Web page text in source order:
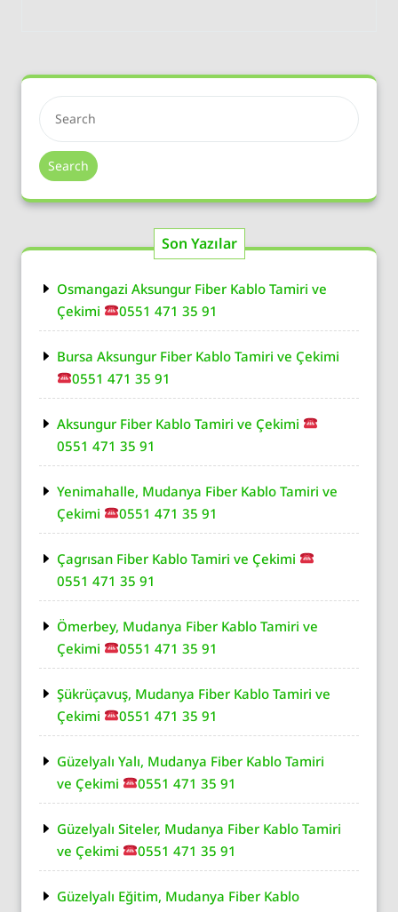
Search
Son Yazılar
Osmangazi Aksungur Fiber Kablo Tamiri ve
Çekimi
0551 471 35 91
Bursa Aksungur Fiber Kablo Tamiri ve Çekimi
0551 471 35 91
Aksungur Fiber Kablo Tamiri ve Çekimi
0551 471 35 91
Yenimahalle, Mudanya Fiber Kablo Tamiri ve
Çekimi
0551 471 35 91
Çagrısan Fiber Kablo Tamiri ve Çekimi
0551 471 35 91
Ömerbey, Mudanya Fiber Kablo Tamiri ve
Çekimi
0551 471 35 91
Şükrüçavuş, Mudanya Fiber Kablo Tamiri ve
Çekimi
0551 471 35 91
Güzelyalı Yalı, Mudanya Fiber Kablo Tamiri
ve Çekimi
0551 471 35 91
Güzelyalı Siteler, Mudanya Fiber Kablo Tamiri
ve Çekimi
0551 471 35 91
Güzelyalı Eğitim, Mudanya Fiber Kablo